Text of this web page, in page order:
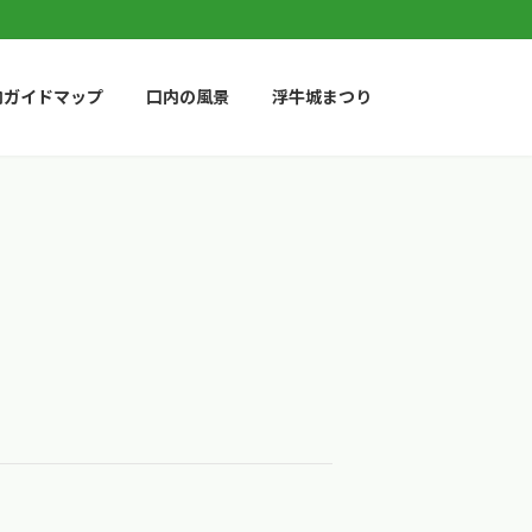
イドマップ 口内の風景 浮牛城まつり